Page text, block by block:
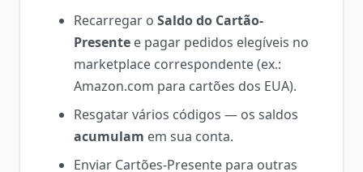
Recarregar o Saldo do Cartão-
Presentee pagar pedidos elegíveis no
marketplace correspondente (ex.:
Amazon.com para cartões dos EUA).
Resgatar vários códigos — os saldos
acumulam em sua conta.
Enviar Cartões-Presente para outras